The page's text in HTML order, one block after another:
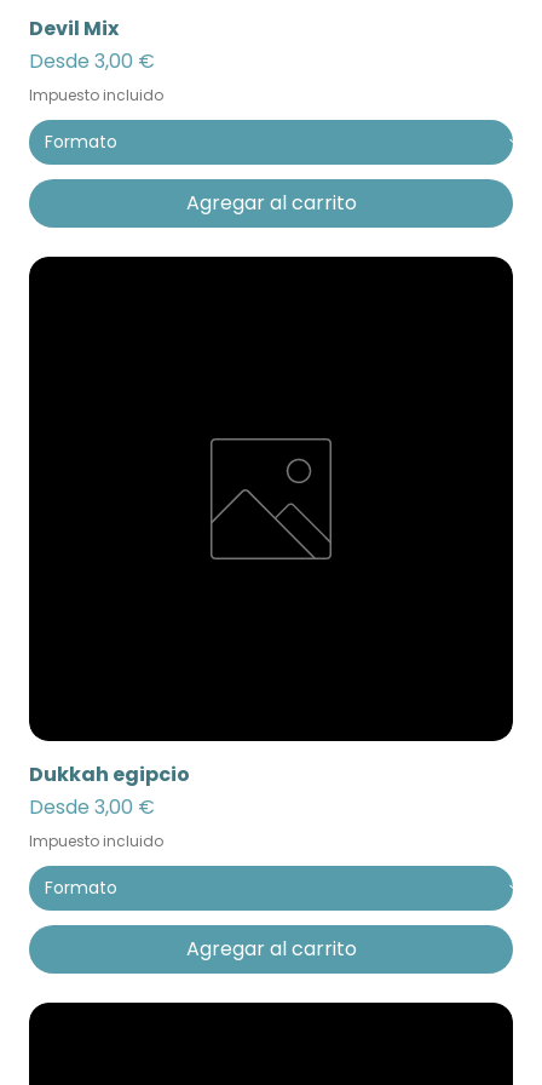
Devil Mix
Desde 3,00 €
Precio de oferta
Impuesto incluido
Agregar al carrito
Dukkah egipcio
Desde 3,00 €
Precio de oferta
Impuesto incluido
Agregar al carrito